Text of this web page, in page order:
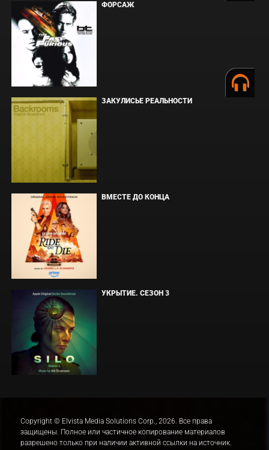
ФОРСАЖ
ЗАКУЛИСЬЕ РЕАЛЬНОСТИ
ВМЕСТЕ ДО КОНЦА
УКРЫТИЕ. СЕЗОН 3
Copyright © Elvista Media Solutions Corp., 2026. Все права
защищены. Полное или частичное копирование материалов
разрешено только при наличии активной ссылки на источник.